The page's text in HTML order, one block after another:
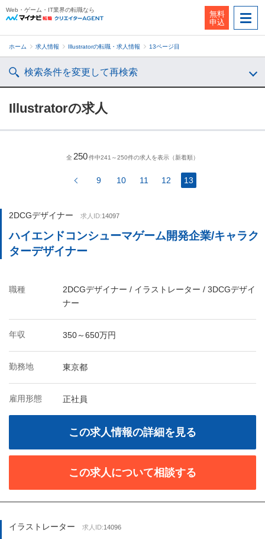
Web・ゲーム・IT業界の転職なら
無料
申込
ホーム 求人情報 Illustratorの転職・求人情報 13ページ目
検索条件を変更して再検索
Illustratorの求人
全 250件中241～250件の求人を表示（新着順）
9 10 11 12 13
2DCGデザイナー 求人ID:14097
ハイエンドコンシューマゲーム開発企業/キャラク
ターデザイナー
職種
2DCGデザイナー / イラストレーター / 3DCGデザイ
ナー
年収 350～650万円
勤務地 東京都
雇用形態 正社員
この求人情報の詳細を見る
この求人について相談する
イラストレーター 求人ID:14096